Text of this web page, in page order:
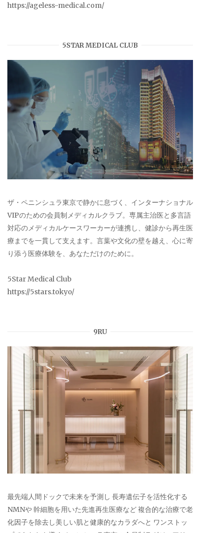
https://ageless-medical.com/
5STAR MEDICAL CLUB
ザ・ペニンシュラ東京で静かに息づく、インターナショナル
VIPのための会員制メディカルクラブ。専属主治医と多言語
対応のメディカルケースワーカーが連携し、健診から再生医
療までを一貫して支えます。言葉や文化の壁を越え、心に寄
り添う医療体験を、あなただけのために。
5Star Medical Club
https://5stars.tokyo/
9RU
最先端人間ドックで未来を予測し 長寿遺伝子を活性化する
NMNや 幹細胞を用いた先進再生医療など 複合的な治療で老
化因子を除去し美しい肌と健康的なカラダへと ワンストッ